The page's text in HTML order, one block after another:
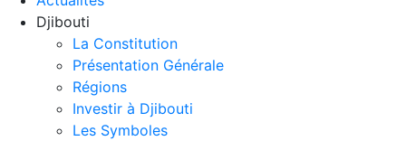
Djibouti
La Constitution
Présentation Générale
Régions
Investir à Djibouti
Les Symboles